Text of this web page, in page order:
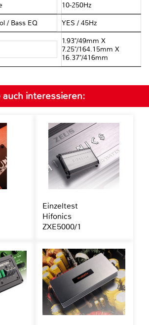
10-250Hz
/ Bass EQ YES / 45Hz
1.93"/49mm X
7.25"/164.15mm X
16.37"/416mm
auch interessieren:
Einzeltest
Hifonics
ZXE5000/1